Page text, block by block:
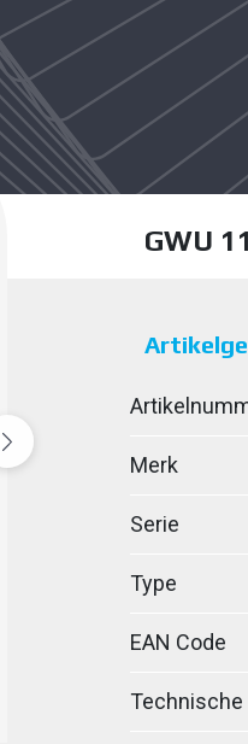
GWU
Merk
Serie
Type
EAN Code